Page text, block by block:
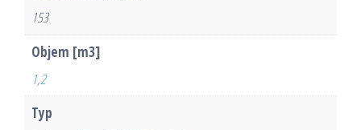
153
Objem [m3]
1,2
Typ